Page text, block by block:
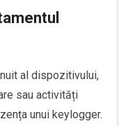
al dispozitivului,
sau activități
unui keylogger.